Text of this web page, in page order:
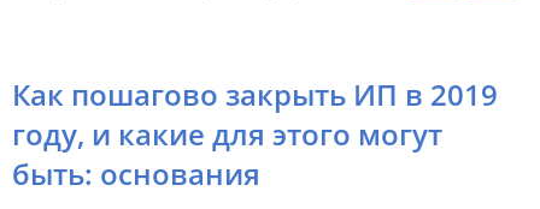
Как пошагово закрыть ИП в 2019
году, и какие для этого могут
быть: основания